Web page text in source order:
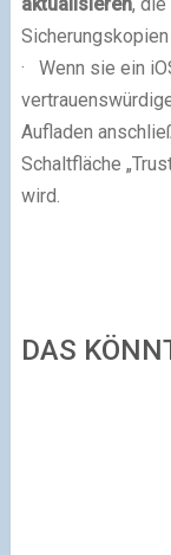
· Wenn sie ein
Aufladen
Schaltfläche
wird.
DAS